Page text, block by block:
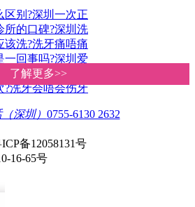
了解更多>>
了解更多>>
区别?深圳一次正
所的口碑?深圳洗
该洗?洗牙痛唔痛
一回事吗?深圳爱
健洗牙收费明细
?洗牙会唔会伤牙
深圳） 0755-6130 2632
备12058131号
16-65号